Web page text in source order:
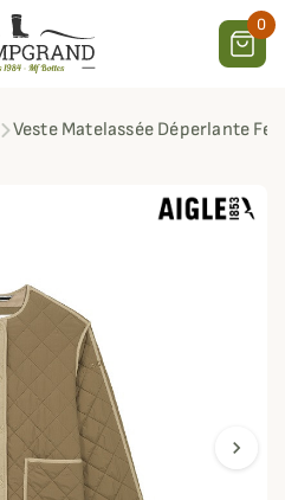
0
Veste Matelassée Déperlante
chevron_right